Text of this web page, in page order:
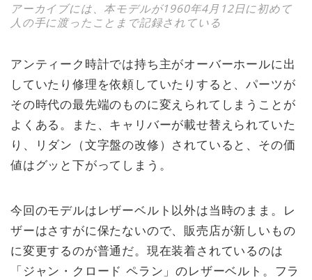
アーカイブには、本モデルが1960年4月12日に初めて
人の手に渡ったことまで記録されている
アンティーク時計では持ち主がオーバーホールに出
していたり修理を依頼していたりすると、パーツが
その時代の最先端のものに変えられてしまうことが
よくある。また、キャリバーが載せ替えられていた
り、リダン（文字盤の改修）されていると、その価
値はグッと下がってしまう。
今回のモデルはレザーベルト以外は当時のまま。レ
ザーはさすがに保たないので、販売店が新しいもの
に変更するのが普通だ。現在装着されているのは
「ジャン・クロード ペラン」のレザーベルト。フラ